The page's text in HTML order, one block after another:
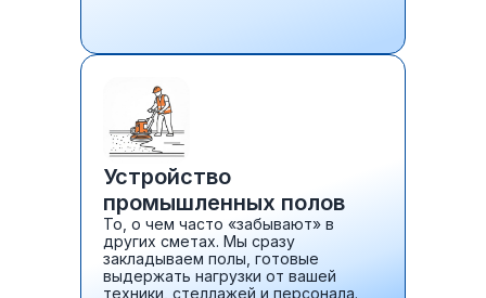
Устройство
промышленных полов
То, о чем часто «забывают» в
других сметах. Мы сразу
закладываем полы, готовые
выдержать нагрузки от вашей
техники, стеллажей и персонала.